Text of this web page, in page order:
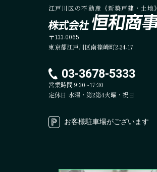
江戸川区の不動産《新築戸建・土地》
〒133-0065
東京都江戸川区南篠崎町2-24-17
03-3678-5333
営業時間 9:30~17:30
定休日 水曜・第2第4火曜・祝日
お客様駐車場がございます